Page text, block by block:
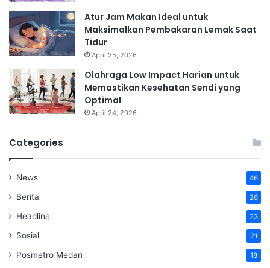
Atur Jam Makan Ideal untuk
Maksimalkan Pembakaran Lemak Saat
Tidur
April 25, 2026
Olahraga Low Impact Harian untuk
Memastikan Kesehatan Sendi yang
Optimal
April 24, 2026
Categories
News 46
Berita 26
Headline 23
Sosial 21
Posmetro Medan 18